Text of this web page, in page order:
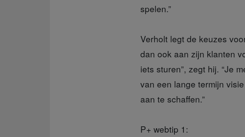
spelen.”
Verholt legt de keuzes
dan ook aan zijn klanten
iets sturen”, zegt hij. “Je
van een lange termijn
aan te schaffen.”
P+ webtip 1: